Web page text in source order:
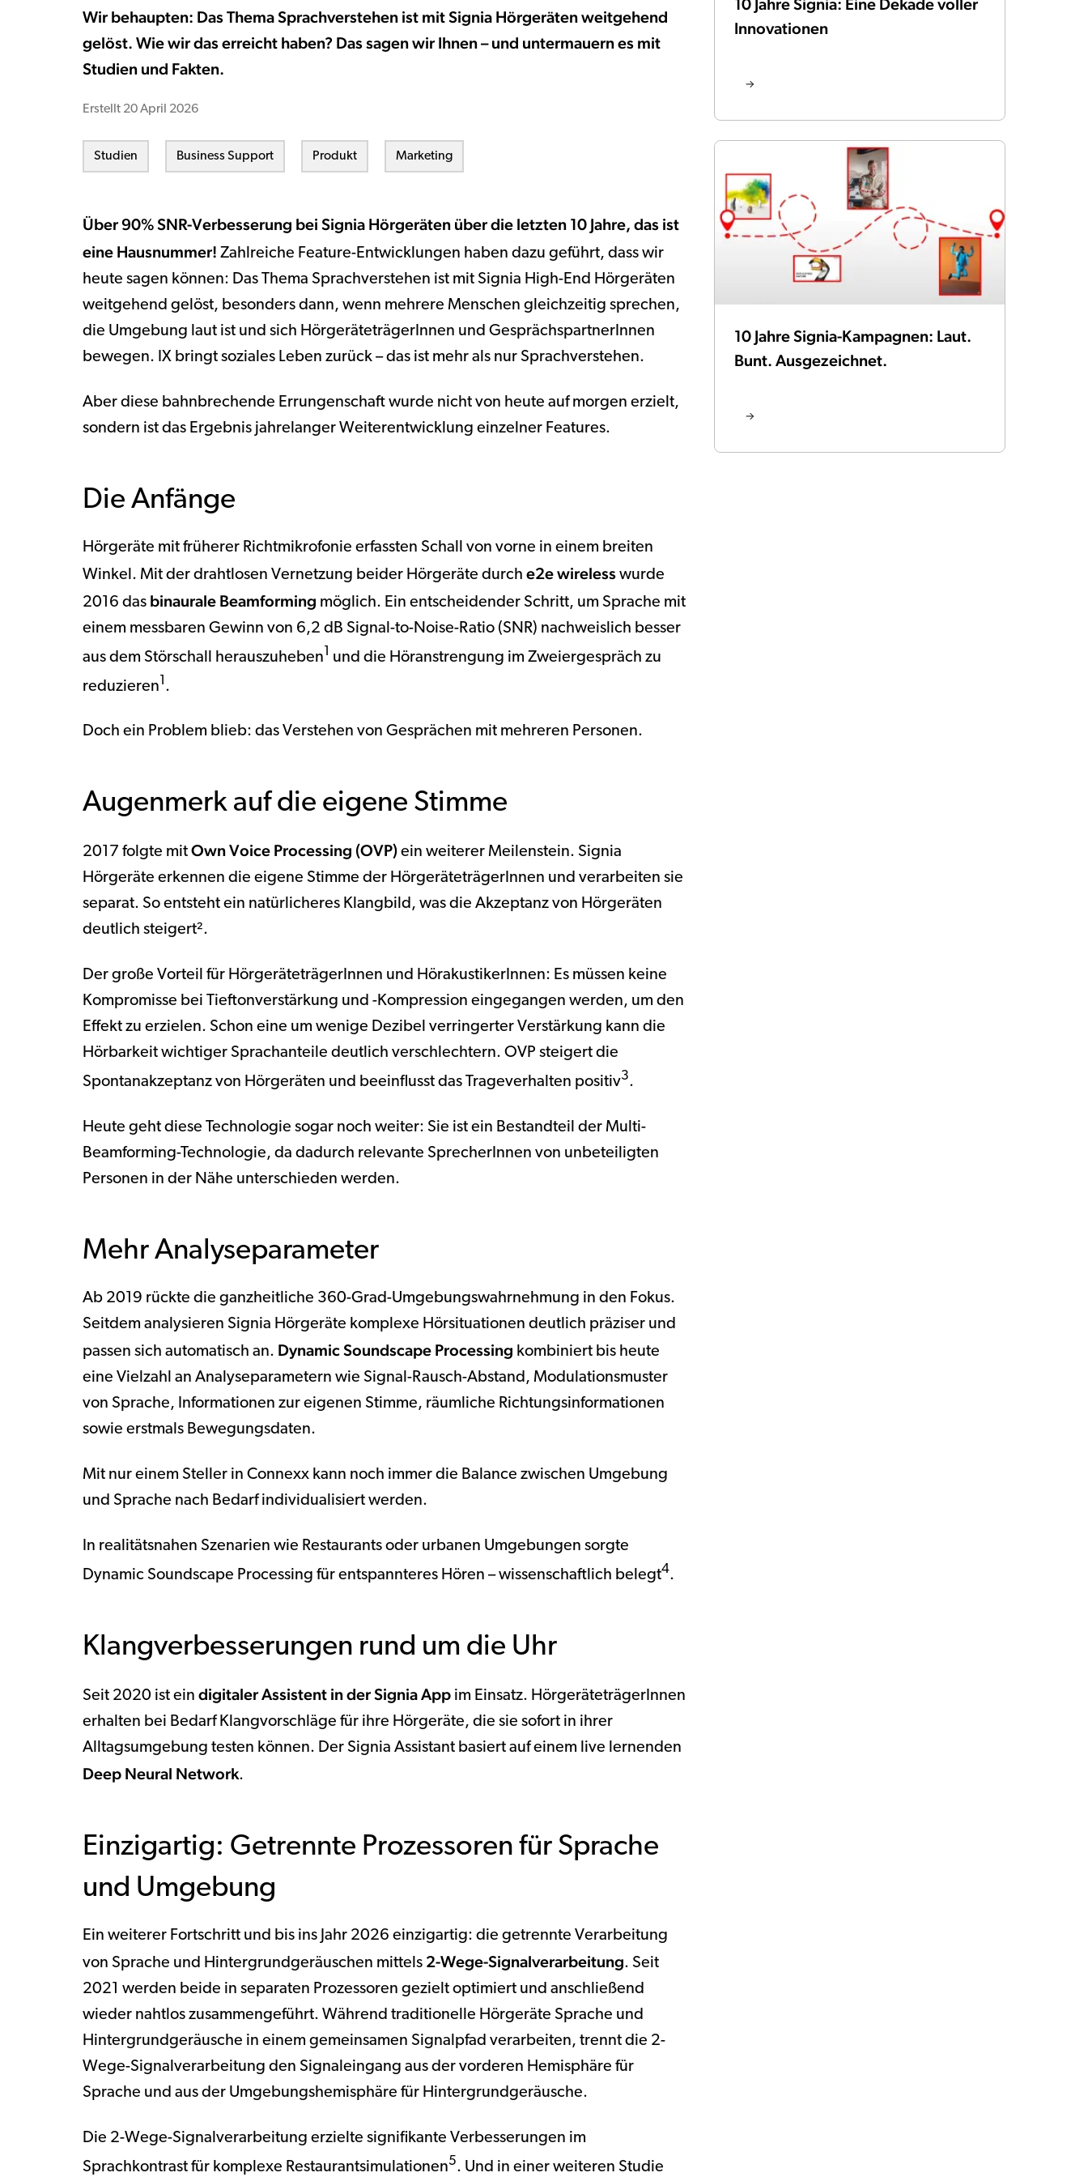
Wir behaupten: Das Thema Sprachverstehen ist mit Signia Hörgeräten weitgehend
gelöst. Wie wir das erreicht haben? Das sagen wir Ihnen – und untermauern es mit
Studien und Fakten.
Erstellt 20 April 2026
Studien Business Support Produkt Marketing
Über 90% SNR-Verbesserung bei Signia Hörgeräten über die letzten 10 Jahre, das ist
eine Hausnummer! Zahlreiche Feature-Entwicklungen haben dazu geführt, dass wir
heute sagen können: Das Thema Sprachverstehen ist mit Signia High-End Hörgeräten
weitgehend gelöst, besonders dann, wenn mehrere Menschen gleichzeitig sprechen,
die Umgebung laut ist und sich HörgeräteträgerInnen und GesprächspartnerInnen
bewegen. IX bringt soziales Leben zurück – das ist mehr als nur Sprachverstehen.
Aber diese bahnbrechende Errungenschaft wurde nicht von heute auf morgen erzielt,
sondern ist das Ergebnis jahrelanger Weiterentwicklung einzelner Features.
Die Anfänge
Hörgeräte mit früherer Richtmikrofonie erfassten Schall von vorne in einem breiten
Winkel. Mit der drahtlosen Vernetzung beider Hörgeräte durch e2e wireless wurde
2016 das binaurale Beamforming möglich. Ein entscheidender Schritt, um Sprache mit
einem messbaren Gewinn von 6,2 dB Signal-to-Noise-Ratio (SNR) nachweislich besser
aus dem Störschall herauszuheben
und die Höranstrengung im Zweiergespräch zu
reduzieren .
Doch ein Problem blieb: das Verstehen von Gesprächen mit mehreren Personen.
Augenmerk auf die eigene Stimme
2017 folgte mit Own Voice Processing (OVP) ein weiterer Meilenstein. Signia
Hörgeräte erkennen die eigene Stimme der HörgeräteträgerInnen und verarbeiten sie
separat. So entsteht ein natürlicheres Klangbild, was die Akzeptanz von Hörgeräten
deutlich steigert².
Der große Vorteil für HörgeräteträgerInnen und HörakustikerInnen: Es müssen keine
Kompromisse bei Tieftonverstärkung und -Kompression eingegangen werden, um den
Effekt zu erzielen. Schon eine um wenige Dezibel verringerter Verstärkung kann die
Hörbarkeit wichtiger Sprachanteile deutlich verschlechtern. OVP steigert die
Spontanakzeptanz von Hörgeräten und beeinflusst das Trageverhalten positiv3.
Heute geht diese Technologie sogar noch weiter: Sie ist ein Bestandteil der Multi-
Beamforming-Technologie, da dadurch relevante SprecherInnen von unbeteiligten
Personen in der Nähe unterschieden werden.
Mehr Analyseparameter
Ab 2019 rückte die ganzheitliche 360-Grad-Umgebungswahrnehmung in den Fokus.
Seitdem analysieren Signia Hörgeräte komplexe Hörsituationen deutlich präziser und
passen sich automatisch an. Dynamic Soundscape Processing kombiniert bis heute
eine Vielzahl an Analyseparametern wie Signal-Rausch-Abstand, Modulationsmuster
von Sprache, Informationen zur eigenen Stimme, räumliche Richtungsinformationen
sowie erstmals Bewegungsdaten.
Mit nur einem Steller in Connexx kann noch immer die Balance zwischen Umgebung
und Sprache nach Bedarf individualisiert werden.
In realitätsnahen Szenarien wie Restaurants oder urbanen Umgebungen sorgte
Dynamic Soundscape Processing für entspannteres Hören – wissenschaftlich belegt4.
Klangverbesserungen rund um die Uhr
Seit 2020 ist ein digitaler Assistent in der Signia App im Einsatz. HörgeräteträgerInnen
erhalten bei Bedarf Klangvorschläge für ihre Hörgeräte, die sie sofort in ihrer
Alltagsumgebung testen können. Der Signia Assistant basiert auf einem live lernenden
Deep Neural Network.
Einzigartig: Getrennte Prozessoren für Sprache
und Umgebung
Ein weiterer Fortschritt und bis ins Jahr 2026 einzigartig: die getrennte Verarbeitung
von Sprache und Hintergrundgeräuschen mittels 2-Wege-Signalverarbeitung. Seit
2021 werden beide in separaten Prozessoren gezielt optimiert und anschließend
wieder nahtlos zusammengeführt. Während traditionelle Hörgeräte Sprache und
Hintergrundgeräusche in einem gemeinsamen Signalpfad verarbeiten, trennt die 2-
Wege-Signalverarbeitung den Signaleingang aus der vorderen Hemisphäre für
Sprache und aus der Umgebungshemisphäre für Hintergrundgeräusche.
Die 2-Wege-Signalverarbeitung erzielte signifikante Verbesserungen im
Sprachkontrast für komplexe Restaurantsimulationen5. Und in einer weiteren Studie
10 Jahre Signia: Eine Dekade voller
Innovationen
10 Jahre Signia-Kampagnen: Laut.
Bunt. Ausgezeichnet.